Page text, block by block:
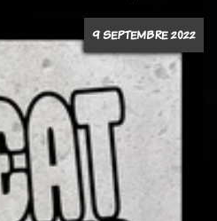
9 SEPTEMBRE 2022